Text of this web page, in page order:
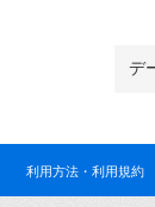
利用方法・利用規約